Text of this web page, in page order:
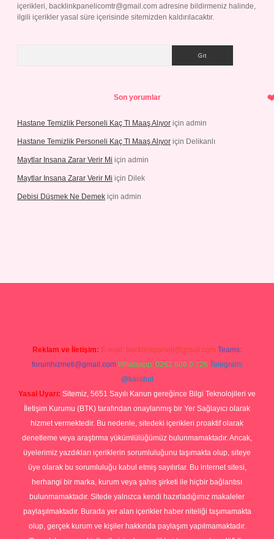
içerikleri, backlinkpanelicomtr@gmail.com adresine bildirmeniz halinde,
ilgili içerikler yasal süre içerisinde sitemizden kaldırılacaktır.
Son yorumlar
Hastane Temizlik Personeli Kaç Tl Maaş Alıyor için admin
Hastane Temizlik Personeli Kaç Tl Maaş Alıyor için Delikanlı
Maytlar Insana Zarar Verir Mi için admin
Maytlar Insana Zarar Verir Mi için Dilek
Debisi Düşmek Ne Demek için admin
Reklam ve İletişim: E-mail: backlinkpaneli@gmail.com Teams:
forumhizmeti@gmail.com Whatsapp: 0262 606 0 726 Telegram:
@karabul
Yasal Uyarı: Sitemiz, 5651 Sayılı Kanun gereğince Bilgi Teknolojileri ve
İletişim Kurumu (BTK) tarafından onaylanmış bir Yer Sağlayıcı olarak
hizmet vermektedir. Bu nedenle, sitedeki içerikleri proaktif olarak
denetleme veya araştırma yükümlülüğümüz bulunmamaktadır. Ancak,
üyelerimiz yazdıkları içeriklerin sorumluluğunu taşımakta olup, siteye
üye olarak bu sorumluluğu kabul etmiş sayılırlar. Bu internet sitesi,
herhangi bir marka, kurum veya şahıs şirketi ile hiçbir bağlantısı
bulunmamaktadır. Sitede yalnızca kendi hazırladığımız makaleler
paylaşılmaktadır. Burada yer alan içerikler haber niteliği taşımamakta
olup, gerçek kurum ve kişiler hakkında paylaşım yapılmamaktadır.